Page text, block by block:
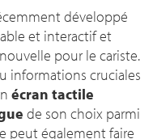
développé
et interactif et
pour le cariste.
informations cruciales
écran tactile
de son choix parmi
peut également faire